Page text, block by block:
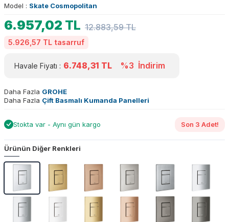
Model : Skate Cosmopolitan
6.957,02 TL 12.883,59TL
5.926,57 TL tasarruf
Havale Fiyatı : 6.748,31 TL %3 İndirim
Daha Fazla GROHE
Daha Fazla Çift Basmalı Kumanda Panelleri
Stokta var - Aynı gün kargo Son 3 Adet!
Ürünün Diğer Renkleri